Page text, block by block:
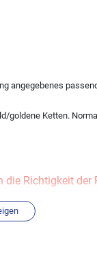
angegebenes
goldene Ketten.
Richtigkeit der